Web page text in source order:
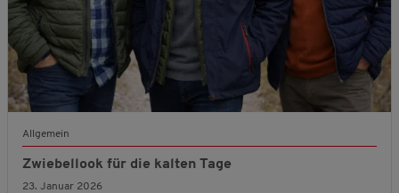
Allgemein
Zwiebellook für die kalten Tage
23. Januar 2026